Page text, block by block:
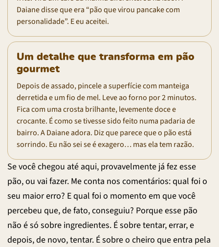
Daiane disse que era “pão que virou pancake com
personalidade”. E eu aceitei.
Um detalhe que transforma em pão
gourmet
Depois de assado, pincele a superfície com manteiga
derretida e um fio de mel. Leve ao forno por 2 minutos.
Fica com uma crosta brilhante, levemente doce e
crocante. É como se tivesse sido feito numa padaria de
bairro. A Daiane adora. Diz que parece que o pão está
sorrindo. Eu não sei se é exagero… mas ela tem razão.
Se você chegou até aqui, provavelmente já fez esse
pão, ou vai fazer. Me conta nos comentários: qual foi o
seu maior erro? E qual foi o momento em que você
percebeu que, de fato, conseguiu? Porque esse pão
não é só sobre ingredientes. É sobre tentar, errar, e
depois, de novo, tentar. É sobre o cheiro que entra pela